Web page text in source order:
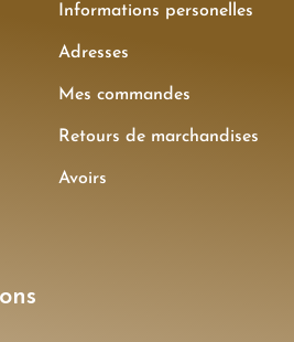
Informations personelles
Adresses
Mes commandes
Retours de marchandises
Avoirs